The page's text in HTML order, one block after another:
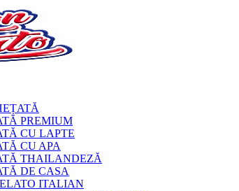
PREMIUM
CU LAPTE
CU APA
THAILANDEZĂ
DE CASA
ITALIAN